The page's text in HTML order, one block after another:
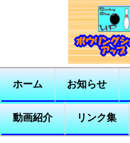
ホーム お知らせ
動画紹介 リンク集